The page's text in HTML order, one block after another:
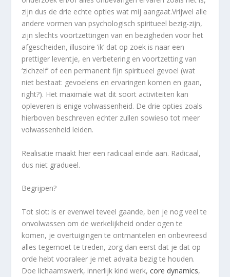
zijn dus de drie echte opties wat mij aangaat.Vrijwel alle
andere vormen van psychologisch spiritueel bezig-zijn,
zijn slechts voortzettingen van en bezigheden voor het
afgescheiden, illusoire ‘ik’ dat op zoek is naar een
prettiger leventje, en verbetering en voortzetting van
‘zichzelf’ of een permanent fijn spiritueel gevoel (wat
niet bestaat: gevoelens en ervaringen komen en gaan,
right?). Het maximale wat dit soort activiteiten kan
opleveren is enige volwassenheid. De drie opties zoals
hierboven beschreven echter zullen sowieso tot meer
volwassenheid leiden.
Realisatie maakt hier een radicaal einde aan. Radicaal,
dus niet gradueel.
Begrijpen?
Tot slot: is er evenwel teveel gaande, ben je nog veel te
onvolwassen om de werkelijkheid onder ogen te
komen, je overtuigingen te ontmantelen en onbevreesd
alles tegemoet te treden, zorg dan eerst dat je dat op
orde hebt vooraleer je met advaita bezig te houden.
Doe lichaamswerk, innerlijk kind werk,core dynamics,